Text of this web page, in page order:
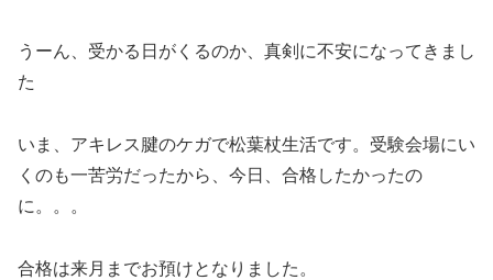
うーん、受かる日がくるのか、真剣に不安になってきまし
た
いま、アキレス腱のケガで松葉杖生活です。受験会場にい
くのも一苦労だったから、今日、合格したかったの
に。。。
合格は来月までお預けとなりました。